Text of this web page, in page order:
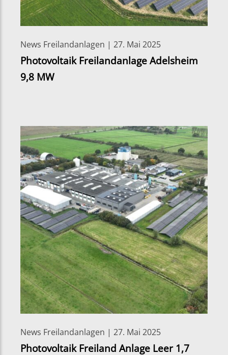
News Freilandanlagen | 27. Mai 2025
Photovoltaik Freilandanlage Adelsheim
9,8 MW
News Freilandanlagen | 27. Mai 2025
Photovoltaik Freiland Anlage Leer 1,7